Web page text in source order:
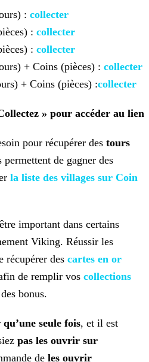
: collecter
: collecter
: collecter
+ Coins (pièces) : collecter
+ Coins (pièces) :collecter
» pour accéder au lien
pour récupérer des tours
permettent de gagner des
la liste des villages sur Coin
important dans certains
Viking. Réussir les
récupérer des cartes en or
de remplir vos collections
bonus.
qu’une seule fois, et il est
pas les ouvrir sur
de les ouvrir